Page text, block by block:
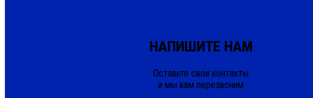
НАПИШИТЕ НАМ
Оставьте свои контакты
и мы вам перезвоним